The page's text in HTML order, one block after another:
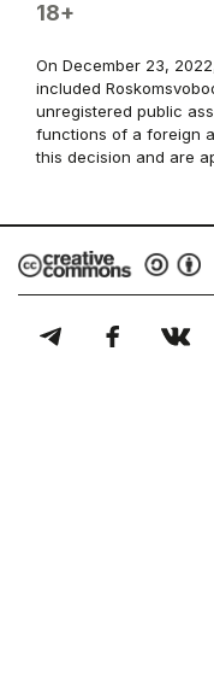
18+
On December 23,
included
unregistered public
functions of a foreign
this decision and are